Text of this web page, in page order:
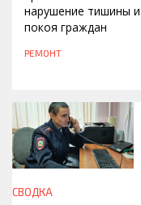
нарушение тишины и
покоя граждан
РЕМОНТ
СЕГОДНЯ, 13:00
СВОДКА